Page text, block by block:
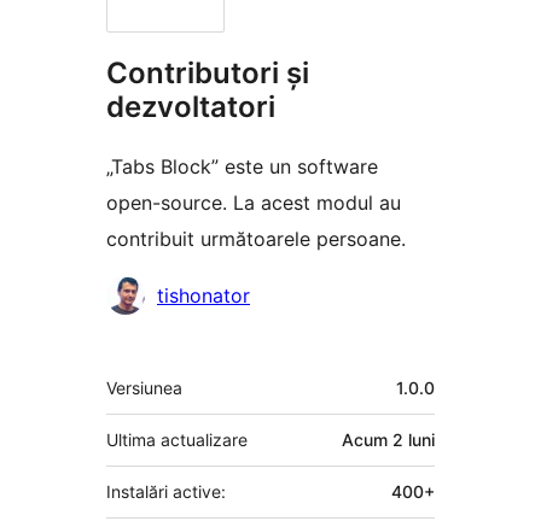
Contributori și
dezvoltatori
„Tabs Block” este un software
open-source. La acest modul au
contribuit următoarele persoane.
Contributori
tishonator
Meta
Versiunea 1.0.0
Ultima actualizare Acum 2 luni
Instalări active: 400+